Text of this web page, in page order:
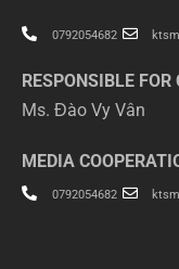
0792054682
RESPONSIBLE
Ms. Đào Vy Vân
MEDIA
0792054682